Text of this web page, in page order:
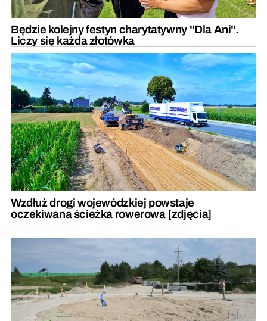
Będzie kolejny festyn charytatywny "Dla Ani".
Liczy się każda złotówka
Wzdłuż drogi wojewódzkiej powstaje
oczekiwana ścieżka rowerowa [zdjęcia]